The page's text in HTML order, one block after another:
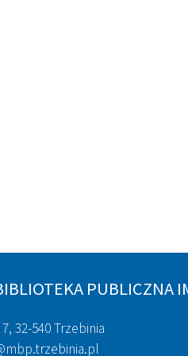
PUBLICZNA
32-540 Trzebinia